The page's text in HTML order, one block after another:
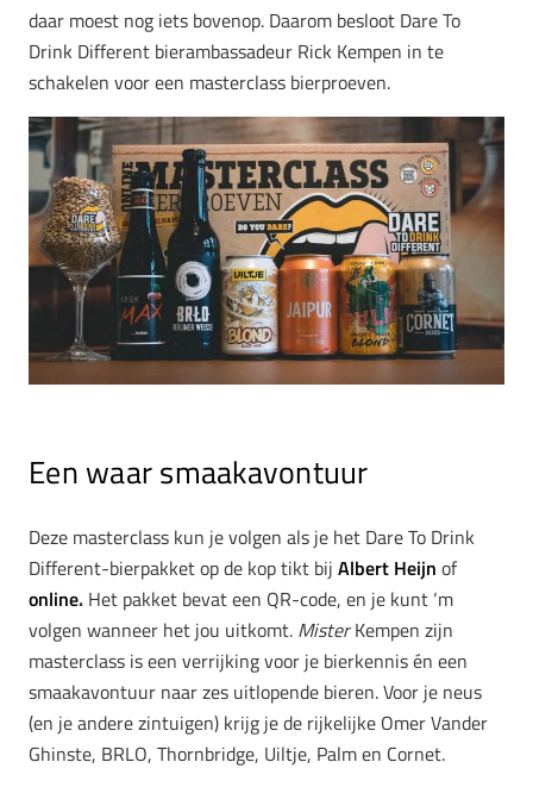
daar moest nog iets bovenop. Daarom besloot Dare To
Drink Different bierambassadeur Rick Kempen in te
schakelen voor een masterclass bierproeven.
Een waar smaakavontuur
Deze masterclass kun je volgen als je het Dare To Drink
Different-bierpakket op de kop tikt bij Albert Heijn of
online. Het pakket bevat een QR-code, en je kunt ‘m
volgen wanneer het jou uitkomt. MisterKempen zijn
masterclass is een verrijking voor je bierkennis én een
smaakavontuur naar zes uitlopende bieren. Voor je neus
(en je andere zintuigen) krijg je de rijkelijke Omer Vander
Ghinste, BRLO, Thornbridge, Uiltje, Palm en Cornet.